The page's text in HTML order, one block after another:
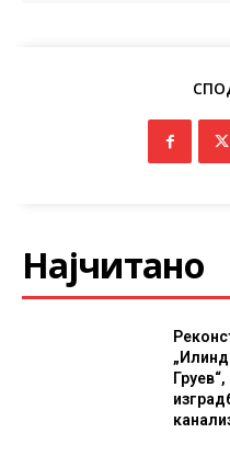
Најчитано